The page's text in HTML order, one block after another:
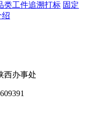
类工件追溯打标 固定
绍
西办事处